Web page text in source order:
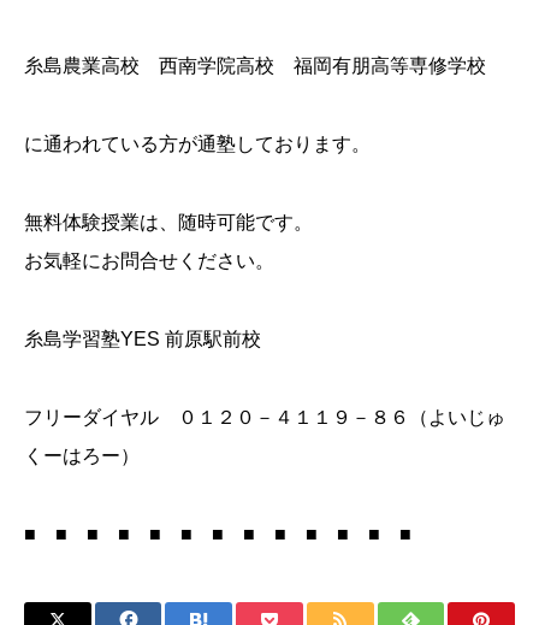
糸島農業高校 西南学院高校 福岡有朋高等専修学校
に通われている方が通塾しております。
無料体験授業は、随時可能です。
お気軽にお問合せください。
糸島学習塾YES 前原駅前校
フリーダイヤル ０１２０－４１１９－８６（よいじゅ
くーはろー）
■ ■ ■ ■ ■ ■ ■ ■ ■ ■ ■ ■ ■